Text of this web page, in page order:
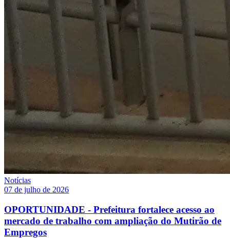
Notícias
07 de julho de 2026
OPORTUNIDADE - Prefeitura fortalece acesso ao
mercado de trabalho com ampliação do Mutirão de
Empregos